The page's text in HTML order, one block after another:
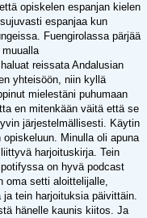
opiskelen espanjan kielen
espanjaa kun
Fuengirolassa pärjää
reissata Andalusian
yhteisöön, niin kyllä
mielestäni puhumaan
en mitenkään väitä että se
järjestelmällisesti. Käytin
Minulla oli apuna
harjoituskirja. Tein
on hyvä podcast
oma setti aloittelijalle,
tein harjoituksia päivittäin.
hänelle kaunis kiitos. Ja